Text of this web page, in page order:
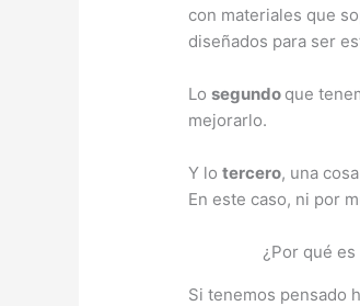
con materiales que
diseñados para ser
Losegundo que
mejorarlo.
Y lotercero, una
En este caso, ni por
¿Por qué
Si tenemos pensado